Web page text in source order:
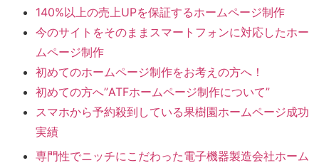
140%以上の売上UPを保証するホームページ制作
今のサイトをそのままスマートフォンに対応したホー
ムページ制作
初めてのホームページ制作をお考えの方へ！
初めての方へ”ATFホームページ制作について”
スマホから予約殺到している果樹園ホームページ成功
実績
専門性でニッチにこだわった電子機器製造会社ホーム